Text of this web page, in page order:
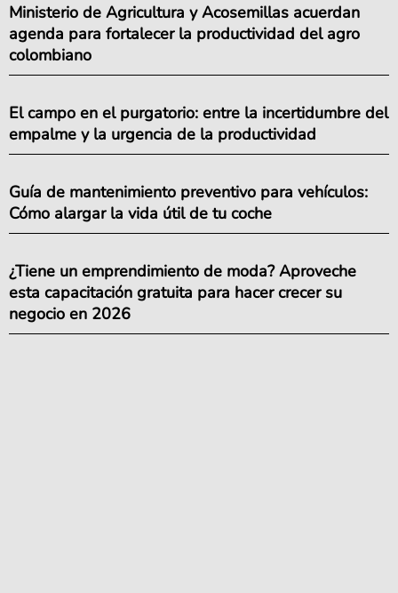
Ministerio de Agricultura y Acosemillas acuerdan
agenda para fortalecer la productividad del agro
colombiano
El campo en el purgatorio: entre la incertidumbre del
empalme y la urgencia de la productividad
Guía de mantenimiento preventivo para vehículos:
Cómo alargar la vida útil de tu coche
¿Tiene un emprendimiento de moda? Aproveche
esta capacitación gratuita para hacer crecer su
negocio en 2026